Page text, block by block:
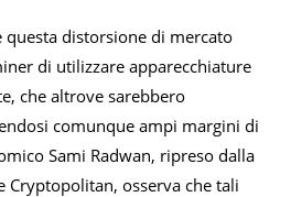
questa distorsione di mercato
di utilizzare apparecchiature
che altrove sarebbero
comunque ampi margini di
Sami Radwan, ripreso dalla
Cryptopolitan, osserva che tali